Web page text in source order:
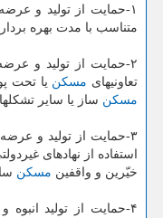
۱-حمایت از تولید و عرضه
متناسب با مدت بهره
۲-حمایت از تولید و عرضه
تعاونیهای مسكن یا تحت
مسكن ساز یا سایر
۳-حمایت از تولید و
استفاده از نهادهای
خیّرین و واقفین مسكن
۴-حمایت از تولید انبوه و عرضه